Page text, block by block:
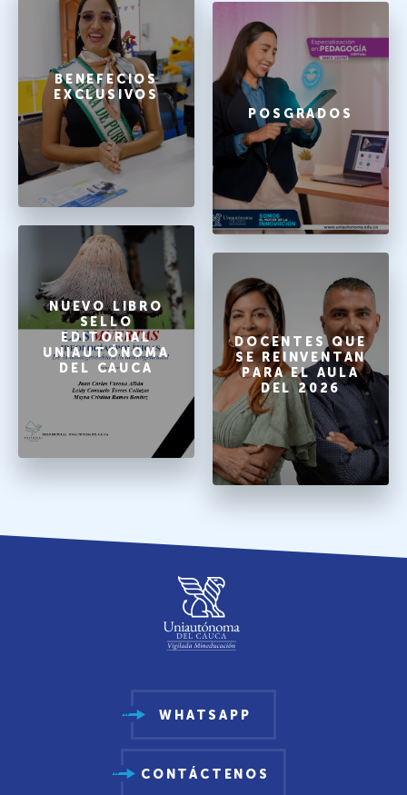
BENEFECIOS
EXCLUSIVOS
POSGRADOS
NUEVO LIBRO
SELLO
EDITORIAL
UNIAUTÓNOMA
DEL CAUCA
DOCENTES QUE
SE REINVENTAN
PARA EL AULA
DEL 2026
WHATSAPP
CONTÁCTENOS